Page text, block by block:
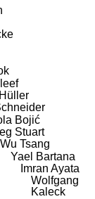
Bojić
Stuart
Wu Tsang
Yael Bartana
Imran Ayata
Wolfgang
Kaleck